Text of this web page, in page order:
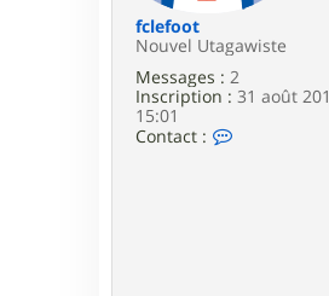
fclefoot
Nouvel Utagawiste
Messages : 2
Inscription : 31 août
15:01
Contact :